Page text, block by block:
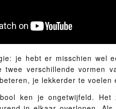
je hebt er misschien wel
twee verschillende vormen
je lekkerder te
ken je ongetwijfeld.